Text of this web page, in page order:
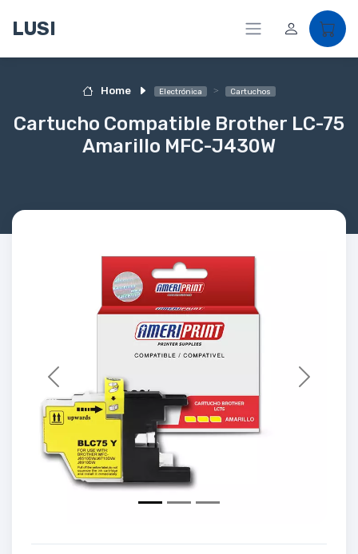
LUSI
Home Electrónica Cartuchos
Cartucho Compatible Brother LC-75
Amarillo MFC-J430W
Previous Next